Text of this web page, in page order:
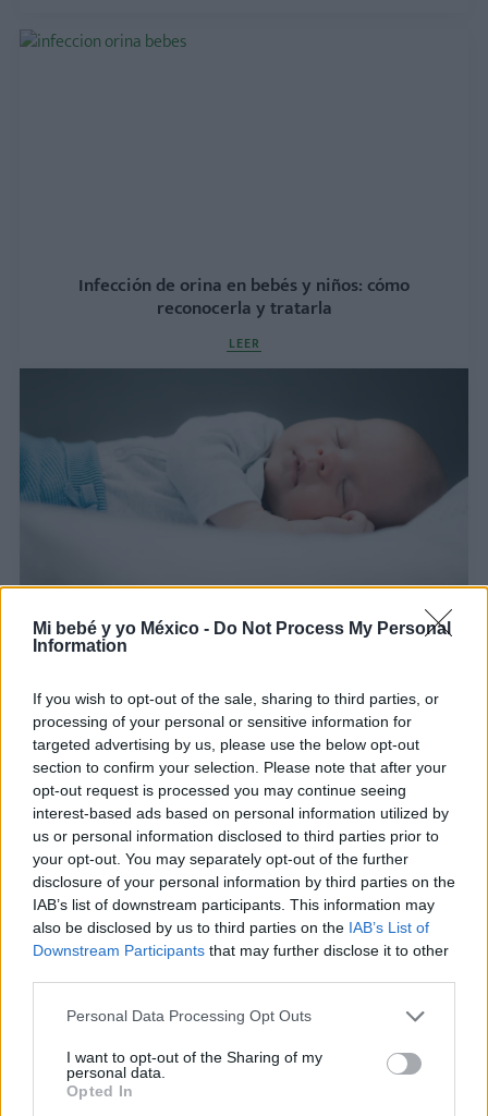
Mi bebé y yo México - Do Not Process My Personal
Information
If you wish to opt-out of the sale, sharing to third parties, or
processing of your personal or sensitive information for
targeted advertising by us, please use the below opt-out
section to confirm your selection. Please note that after your
opt-out request is processed you may continue seeing
interest-based ads based on personal information utilized by
us or personal information disclosed to third parties prior to
your opt-out. You may separately opt-out of the further
disclosure of your personal information by third parties on the
IAB’s list of downstream participants. This information may
also be disclosed by us to third parties on the IAB’s List of
Downstream Participants that may further disclose it to other
Personal Data Processing Opt Outs
I want to opt-out of the Sharing of my
personal data.
Opted In
Infección de orina en bebés y niños: cómo
reconocerla y tratarla
LEER
Ventanas de sueño: Ayudar a tu bebé a dormir
¿Cuándo es recomendable cortar el frenillo
lingual?